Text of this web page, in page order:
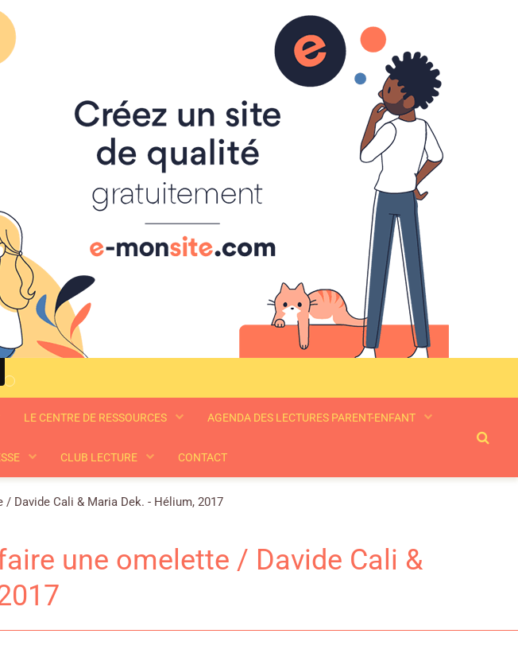
LE CENTRE DE RESSOURCES AGENDA DES LECTURES PARENT-ENFANT
CLUB LECTURE CONTACT
Davide Cali & Maria Dek. - Hélium, 2017
une omelette / Davide Cali &